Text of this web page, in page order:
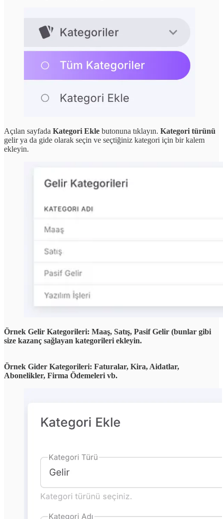
Açılan sayfada Kategori Ekle butonuna tıklayın. Kategori türünü
gelir ya da gide olarak seçin ve seçtiğiniz kategori için bir kalem
ekleyin.
Örnek Gelir Kategorileri: Maaş, Satış, Pasif Gelir (bunlar gibi
size kazanç sağlayan kategorileri ekleyin.
Örnek Gider Kategorileri: Faturalar, Kira, Aidatlar,
Abonelikler, Firma Ödemeleri vb.